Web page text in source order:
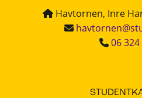
Havtornen, Inre
06